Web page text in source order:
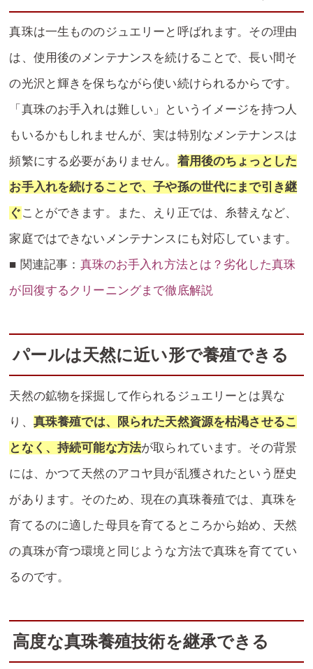
真珠は一生もののジュエリーと呼ばれます。その理由
は、使用後のメンテナンスを続けることで、長い間そ
の光沢と輝きを保ちながら使い続けられるからです。
「真珠のお手入れは難しい」というイメージを持つ人
もいるかもしれませんが、実は特別なメンテナンスは
頻繁にする必要がありません。 着用後のちょっとした
お手入れを続けることで、子や孫の世代にまで引き継
ぐ ことができます。また、えり正では、糸替えなど、
家庭ではできないメンテナンスにも対応しています。
■ 関連記事： 真珠のお手入れ方法とは？劣化した真珠
が回復するクリーニングまで徹底解説
パールは天然に近い形で養殖できる
天然の鉱物を採掘して作られるジュエリーとは異な
り、 真珠養殖では、限られた天然資源を枯渇させるこ
となく、持続可能な方法が取られています。その背景
には、かつて天然のアコヤ貝が乱獲されたという歴史
があります。そのため、現在の真珠養殖では、真珠を
育てるのに適した母貝を育てるところから始め、天然
の真珠が育つ環境と同じような方法で真珠を育ててい
るのです。
高度な真珠養殖技術を継承できる